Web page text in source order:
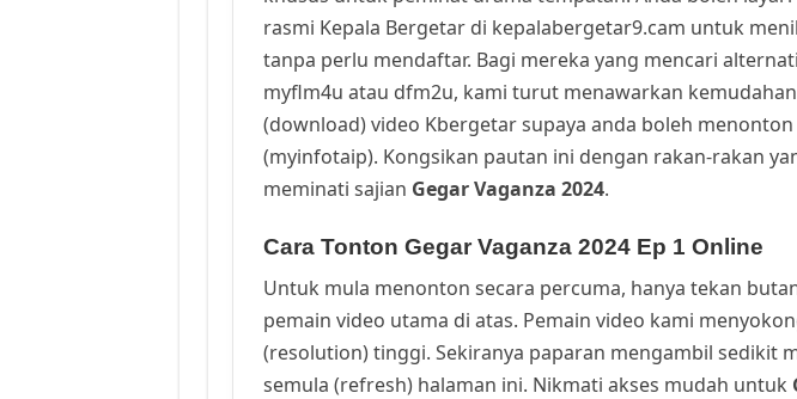
rasmi Kepala Bergetar di kepalabergetar9.cam untuk
tanpa perlu mendaftar. Bagi mereka yang mencari
myflm4u atau dfm2u, kami turut menawarkan
(download) video Kbergetar supaya anda boleh
(myinfotaip). Kongsikan pautan ini dengan rakan-rakan
meminati sajian Gegar Vaganza 2024.
Cara Tonton Gegar Vaganza 2024 Ep 1 Online
Untuk mula menonton secara percuma, hanya tekan
pemain video utama di atas. Pemain video kami
(resolution) tinggi. Sekiranya paparan mengambil sedikit
semula (refresh) halaman ini. Nikmati akses mudah untuk